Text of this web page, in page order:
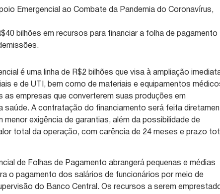
Emergencial ao Combate da Pandemia do Coronavírus,
bilhões em recursos para financiar a folha de pagamento
é uma linha de R$2 bilhões que visa à ampliação
e de UTI, bem como de materiais e equipamentos
as empresas que converterem suas produções em
saúde. A contratação do financiamento será feita
exigência de garantias, além da possibilidade de
total da operação, com carência de 24 meses e prazo
de Folhas de Pagamento abrangerá pequenas e médias
o pagamento dos salários de funcionários por meio de
do Banco Central. Os recursos a serem